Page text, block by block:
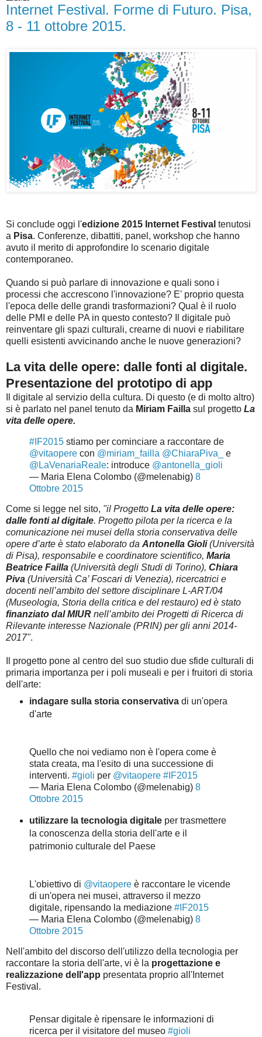
Internet Festival. Forme di Futuro. Pisa,
8 - 11 ottobre 2015.
Si conclude oggi l'edizione 2015 Internet Festival tenutosi
a Pisa. Conferenze, dibattiti, panel, workshop che hanno
avuto il merito di approfondire lo scenario digitale
contemporaneo.
Quando si può parlare di innovazione e quali sono i
processi che accrescono l'innovazione? E' proprio questa
l'epoca delle delle grandi trasformazioni? Qual è il ruolo
delle PMI e delle PA in questo contesto? Il digitale può
reinventare gli spazi culturali, crearne di nuovi e riabilitare
quelli esistenti avvicinando anche le nuove generazioni?
La vita delle opere: dalle fonti al digitale.
Presentazione del prototipo di app
Il digitale al servizio della cultura. Di questo (e di molto altro)
si è parlato nel panel tenuto da Miriam Failla sul progetto La
vita delle opere.
#IF2015 stiamo per cominciare a raccontare de
@vitaopere con @miriam_failla @ChiaraPiva_
e
@LaVenariaReale: introduce @antonella_gioli
— Maria Elena Colombo (@melenabig) 8
Ottobre 2015
Come si legge nel sito, "il Progetto La vita delle opere:
dalle fonti al digitale. Progetto pilota per la ricerca e la
comunicazione nei musei della storia conservativa delle
opere d’arte è stato elaborato da Antonella Gioli(Università
di Pisa), responsabile e coordinatore scientifico, Maria
Beatrice Failla (Università degli Studi di Torino), Chiara
Piva (Università Ca’ Foscari di Venezia), ricercatrici e
docenti nell’ambito del settore disciplinare L-ART/04
(Museologia, Storia della critica e del restauro) ed è stato
finanziato dal MIUR nell’ambito dei Progetti di Ricerca di
Rilevante interesse Nazionale (PRIN) per gli anni 2014-
2017".
Il progetto pone al centro del suo studio due sfide culturali di
primaria importanza per i poli museali e per i fruitori di storia
dell'arte:
indagare sulla storia conservativadi un'opera
d'arte
Quello che noi vediamo non è l'opera come è
stata creata, ma l'esito di una successione di
interventi. #gioli per @vitaopere #IF2015
— Maria Elena Colombo (@melenabig) 8
Ottobre 2015
utilizzare la tecnologia digitale per trasmettere
la conoscenza della storia dell'arte e il
patrimonio culturale del Paese
L'obiettivo di @vitaopere è raccontare le vicende
di un'opera nei musei, attraverso il mezzo
digitale, ripensando la mediazione #IF2015
— Maria Elena Colombo (@melenabig) 8
Ottobre 2015
Nell'ambito del discorso dell'utilizzo della tecnologia per
raccontare la storia dell'arte, vi è la progettazione e
realizzazione dell'app presentata proprio all'Internet
Festival.
Pensar digitale è ripensare le informazioni di
ricerca per il visitatore del museo #gioli